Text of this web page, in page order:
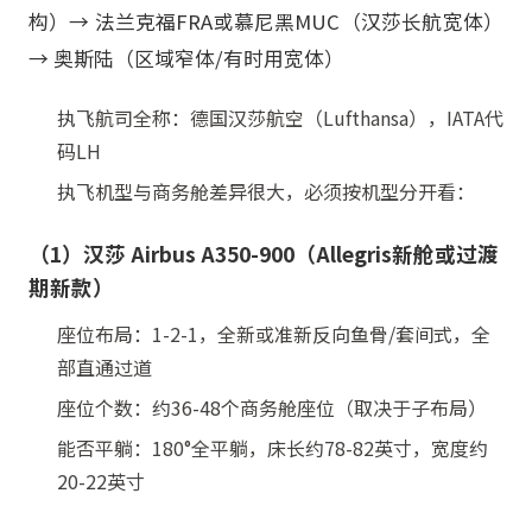
构）→ 法兰克福FRA或慕尼黑MUC（汉莎长航宽体）
→ 奥斯陆（区域窄体/有时用宽体）
执飞航司全称：德国汉莎航空（Lufthansa），IATA代
码LH
执飞机型与商务舱差异很大，必须按机型分开看：
（1）汉莎 Airbus A350-900（Allegris新舱或过渡
期新款）
座位布局：1-2-1，全新或准新反向鱼骨/套间式，全
部直通过道
座位个数：约36-48个商务舱座位（取决于子布局）
能否平躺：180°全平躺，床长约78-82英寸，宽度约
20-22英寸